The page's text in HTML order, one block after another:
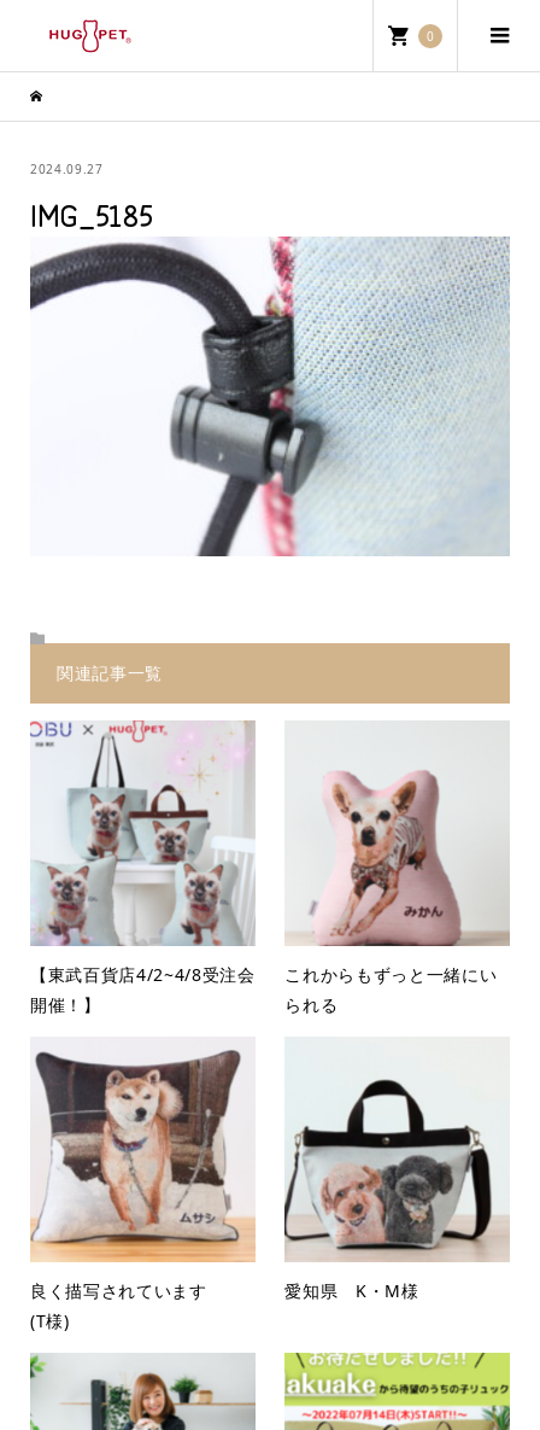
0
2024.09.27
IMG_5185
関連記事一覧
【東武百貨店4/2~4/8受注会
開催！】
これからもずっと一緒にい
られる
良く描写されています
(T様)
愛知県 K・M様